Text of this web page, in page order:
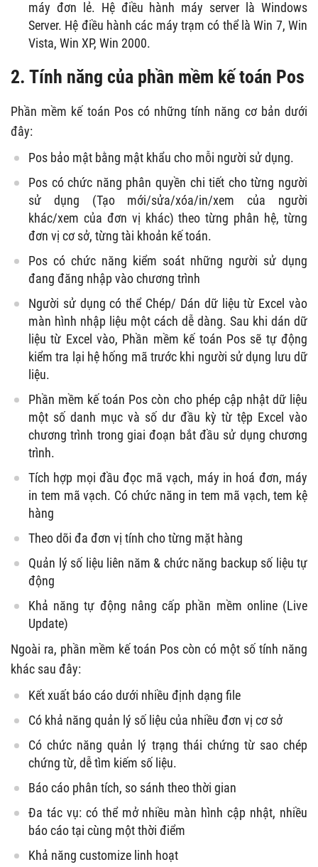
máy đơn lẻ. Hệ điều hành máy server là Windows
Server. Hệ điều hành các máy trạm có thể là Win 7, Win
Vista, Win XP, Win 2000.
2. Tính năng của phần mềm kế toán Pos
Phần mềm kế toán Pos có những tính năng cơ bản dưới
đây:
Pos bảo mật bằng mật khẩu cho mỗi người sử dụng.
Pos có chức năng phân quyền chi tiết cho từng người
sử dụng (Tạo mới/sửa/xóa/in/xem của người
khác/xem của đơn vị khác) theo từng phân hệ, từng
đơn vị cơ sở, từng tài khoản kế toán.
Pos có chức năng kiểm soát những người sử dụng
đang đăng nhập vào chương trình
Người sử dụng có thể Chép/ Dán dữ liệu từ Excel vào
màn hình nhập liệu một cách dễ dàng. Sau khi dán dữ
liệu từ Excel vào, Phần mềm kế toán Pos sẽ tự động
kiểm tra lại hệ hống mã trước khi người sử dụng lưu dữ
liệu.
Phần mềm kế toán Pos còn cho phép cập nhật dữ liệu
một số danh mục và số dư đầu kỳ từ tệp Excel vào
chương trình trong giai đoạn bắt đầu sử dụng chương
trình.
Tích hợp mọi đầu đọc mã vạch, máy in hoá đơn, máy
in tem mã vạch. Có chức năng in tem mã vạch, tem kệ
hàng
Theo dõi đa đơn vị tính cho từng mặt hàng
Quản lý số liệu liên năm & chức năng backup số liệu tự
động
Khả năng tự động nâng cấp phần mềm online (Live
Update)
Ngoài ra, phần mềm kế toán Pos còn có một số tính năng
khác sau đây:
Kết xuất báo cáo dưới nhiều định dạng file
Có khả năng quản lý số liệu của nhiều đơn vị cơ sở
Có chức năng quản lý trạng thái chứng từ sao chép
chứng từ, dễ tìm kiếm số liệu.
Báo cáo phân tích, so sánh theo thời gian
Đa tác vụ: có thể mở nhiều màn hình cập nhật, nhiều
báo cáo tại cùng một thời điểm
Khả năng customize linh hoạt